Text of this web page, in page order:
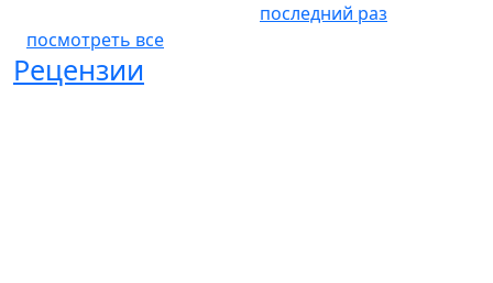
последний раз
посмотреть все
Рецензии